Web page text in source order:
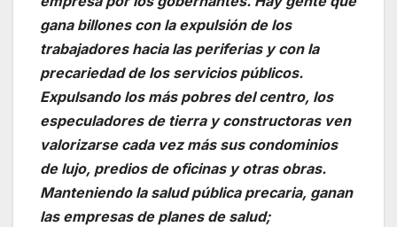
gana billones con la expulsión de los
trabajadores hacia las periferias y con la
precariedad de los servicios públicos.
Expulsando los más pobres del centro, los
especuladores de tierra y constructoras ven
valorizarse cada vez más sus condominios
de lujo, predios de oficinas y otras obras.
Manteniendo la salud pública precaria, ganan
las empresas de planes de salud;